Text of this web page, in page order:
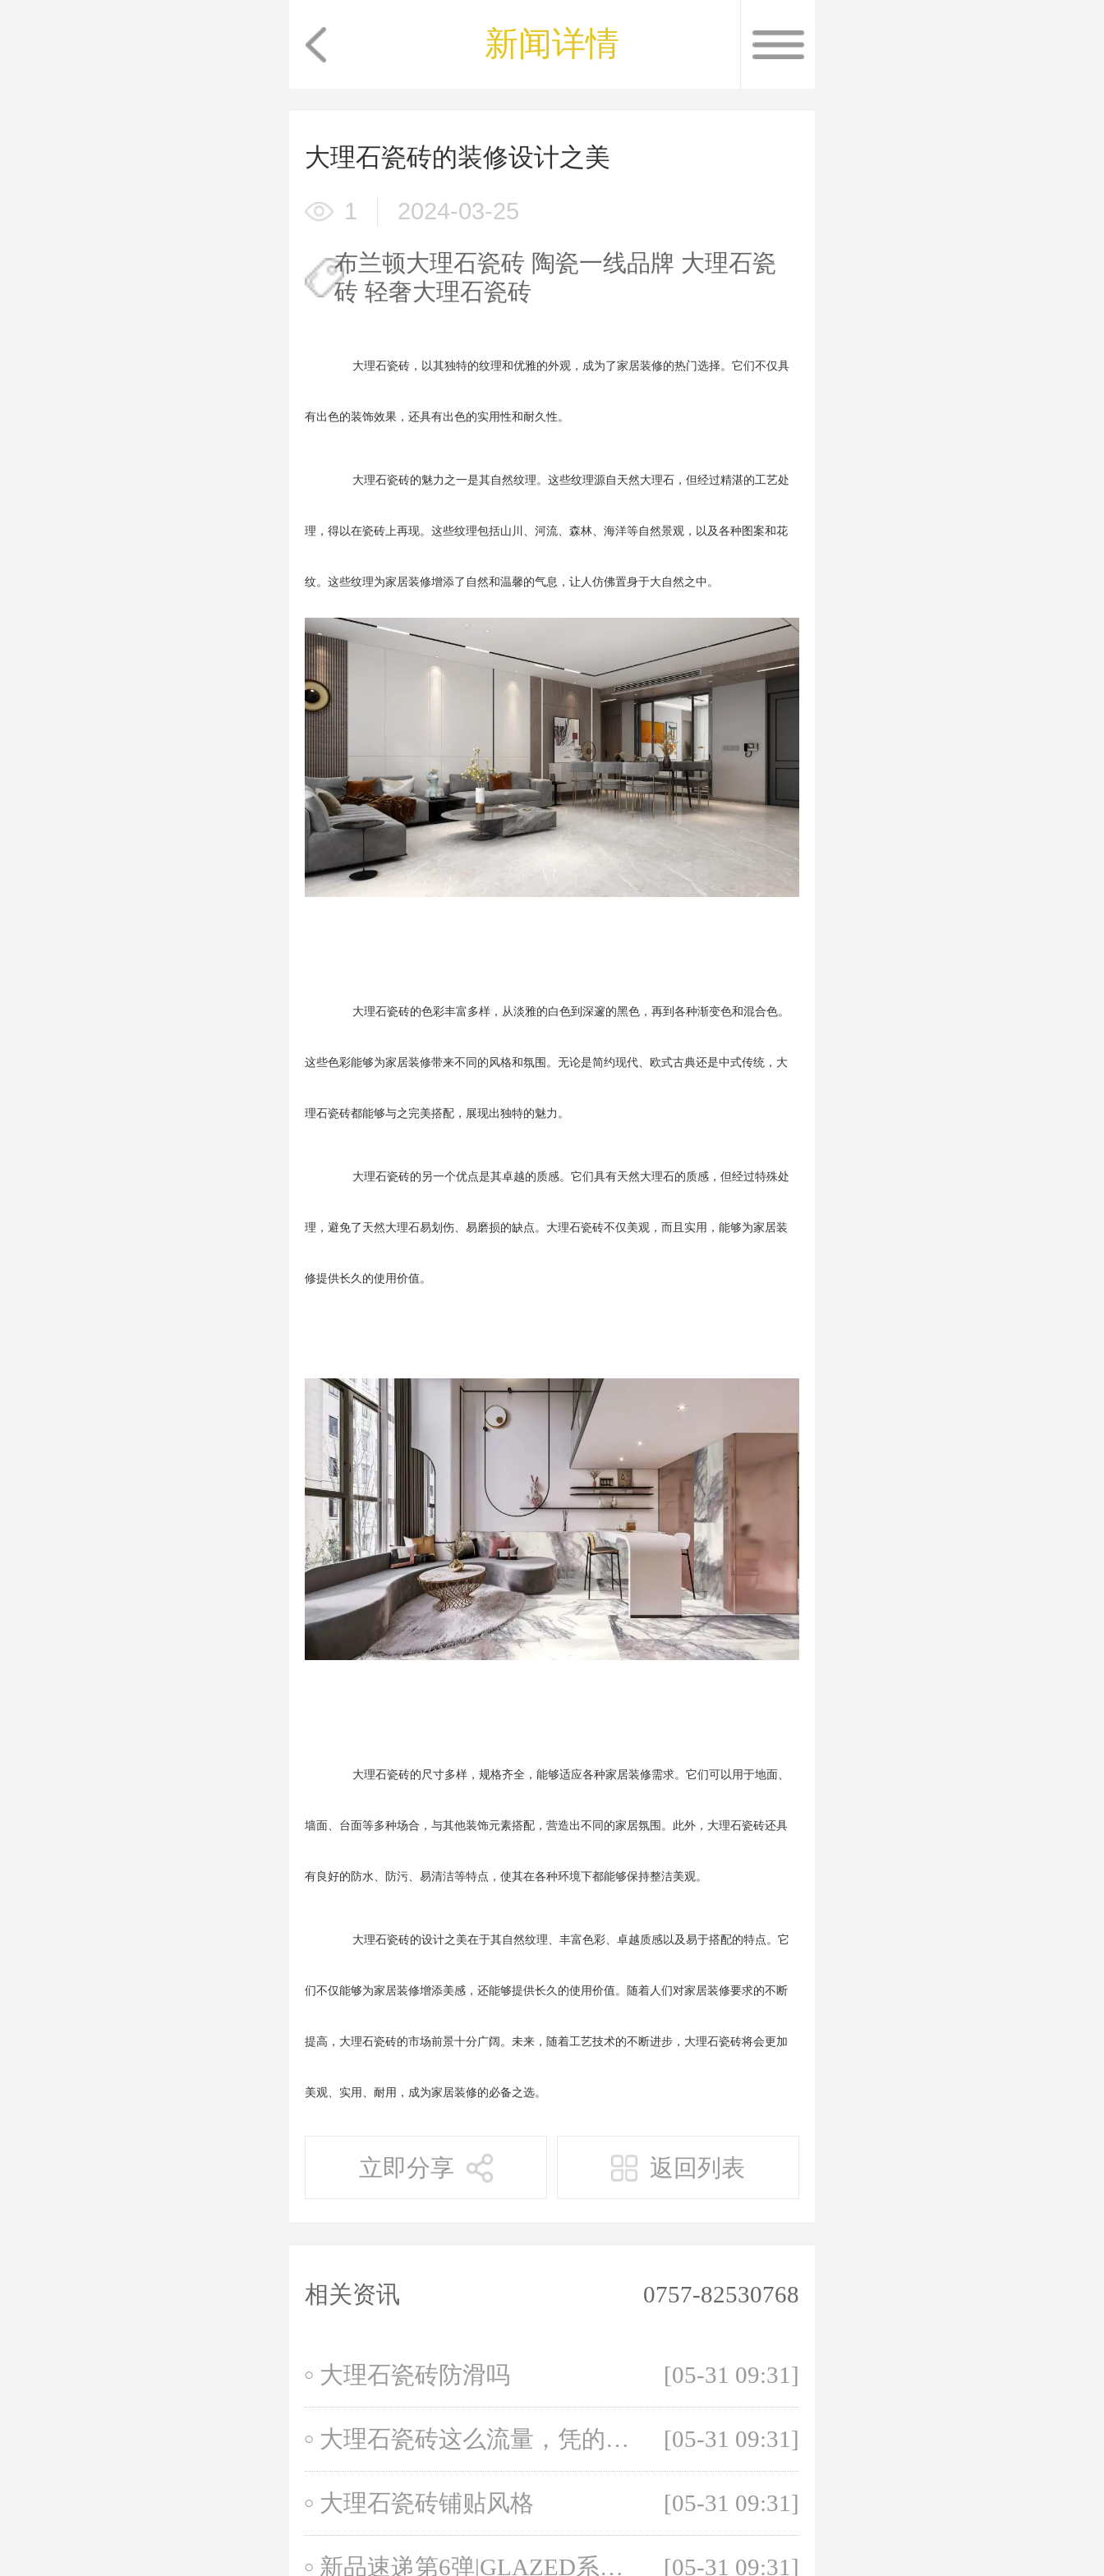
新闻详情
大理石瓷砖的装修设计之美
1
2024-03-25
布兰顿大理石瓷砖 陶瓷一线品牌 大理石瓷
砖 轻奢大理石瓷砖
大理石瓷砖，以其独特的纹理和优雅的外观，成为了家居装修的热门选择。它们不仅具
有出色的装饰效果，还具有出色的实用性和耐久性。
大理石瓷砖的魅力之一是其自然纹理。这些纹理源自天然大理石，但经过精湛的工艺处
理，得以在瓷砖上再现。这些纹理包括山川、河流、森林、海洋等自然景观，以及各种图案和花
纹。这些纹理为家居装修增添了自然和温馨的气息，让人仿佛置身于大自然之中。
大理石瓷砖的色彩丰富多样，从淡雅的白色到深邃的黑色，再到各种渐变色和混合色。
这些色彩能够为家居装修带来不同的风格和氛围。无论是简约现代、欧式古典还是中式传统，大
理石瓷砖都能够与之完美搭配，展现出独特的魅力。
大理石瓷砖的另一个优点是其卓越的质感。它们具有天然大理石的质感，但经过特殊处
理，避免了天然大理石易划伤、易磨损的缺点。大理石瓷砖不仅美观，而且实用，能够为家居装
修提供长久的使用价值。
大理石瓷砖的尺寸多样，规格齐全，能够适应各种家居装修需求。它们可以用于地面、
墙面、台面等多种场合，与其他装饰元素搭配，营造出不同的家居氛围。此外，大理石瓷砖还具
有良好的防水、防污、易清洁等特点，使其在各种环境下都能够保持整洁美观。
大理石瓷砖的设计之美在于其自然纹理、丰富色彩、卓越质感以及易于搭配的特点。它
们不仅能够为家居装修增添美感，还能够提供长久的使用价值。随着人们对家居装修要求的不断
提高，大理石瓷砖的市场前景十分广阔。未来，随着工艺技术的不断进步，大理石瓷砖将会更加
美观、实用、耐用，成为家居装修的必备之选。
立即分享 返回列表
相关资讯 0757-82530768
大理石瓷砖防滑吗 [05-31 09:31]
大理石瓷砖这么流量，凭的是什么？ [05-31 09:31]
大理石瓷砖铺贴风格 [05-31 09:31]
新品速递第6弹|GLAZED系列900x1800mm巴比伦灰【演绎浓厚的历史文化精髓】 [05-31 09:31]